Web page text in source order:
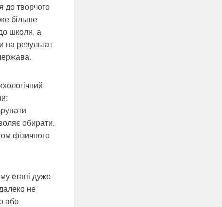
до творчого
більше
школи, а
на результат
обирати,
фізичного
етапі дуже
не
або